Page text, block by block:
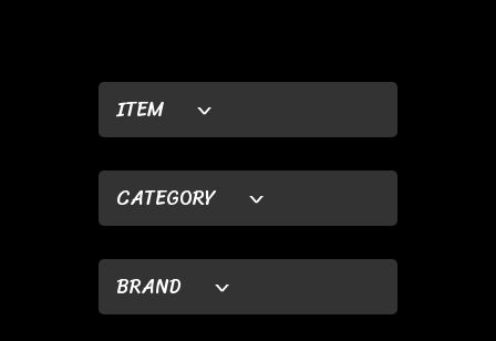
ITEM
CATEGORY
BRAND